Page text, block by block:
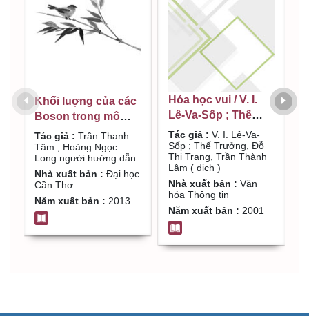
Khối luợng của các
Boson trong mô
hình 3-3-1 tối giản : :
Luận văn Thạc sĩ
vật lý: Chuyên
ngành Vật lý lý
thuyết và vật lý toán
/ Trần Thanh Tâm ;
Hoàng Ngọc Long
người hướng dẫn
Tác giả : Trần Thanh
Tâm ; Hoàng Ngọc
Long người hướng dẫn
Nhà xuất bản : Đại học
Cần Thơ
Năm xuất bản : 2013
Hóa học vui / V. I.
Lê-Va-Sốp ; Thế
Trưởng, Đỗ Thị
Trang, Trần Thành
Lâm ( dịch )
Tác giả : V. I. Lê-Va-
Sốp ; Thế Trưởng, Đỗ
Thị Trang, Trần Thành
Lâm ( dịch )
Nhà xuất bản : Văn
hóa Thông tin
Năm xuất bản : 2001